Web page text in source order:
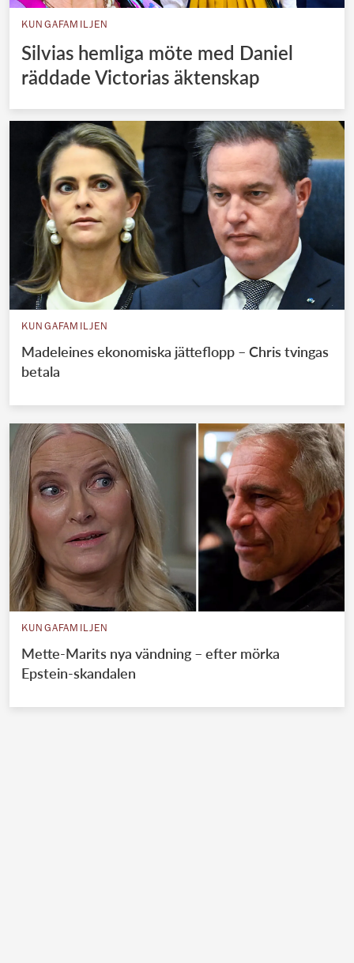
KUNGAFAMILJEN
Silvias hemliga möte med Daniel
räddade Victorias äktenskap
KUNGAFAMILJEN
Madeleines ekonomiska jätteflopp – Chris tvingas
betala
KUNGAFAMILJEN
Mette-Marits nya vändning – efter mörka
Epstein-skandalen